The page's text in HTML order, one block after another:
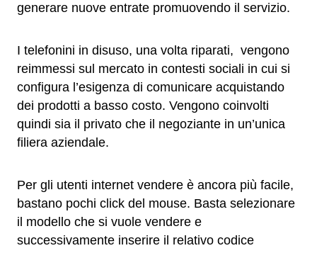
generare nuove entrate promuovendo il servizio.
I telefonini in disuso, una volta riparati, vengono
reimmessi sul mercato in contesti sociali in cui si
configura l’esigenza di comunicare acquistando
dei prodotti a basso costo. Vengono coinvolti
quindi sia il privato che il negoziante in un’unica
filiera aziendale.
Per gli utenti internet vendere è ancora più facile,
bastano pochi click del mouse. Basta selezionare
il modello che si vuole vendere e
successivamente inserire il relativo codice